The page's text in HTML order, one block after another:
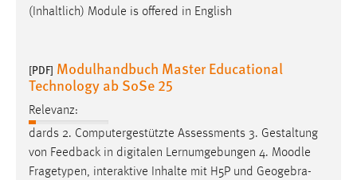
(Inhaltlich) Module is offered in English
[PDF] Modulhandbuch Master Educational
Technology ab SoSe 25
Relevanz:
dards 2. Computergestützte Assessments 3. Gestaltung
von Feedback in digitalen Lernumgebungen 4. Moodle
Fragetypen, interaktive Inhalte mit H5P und Geogebra-